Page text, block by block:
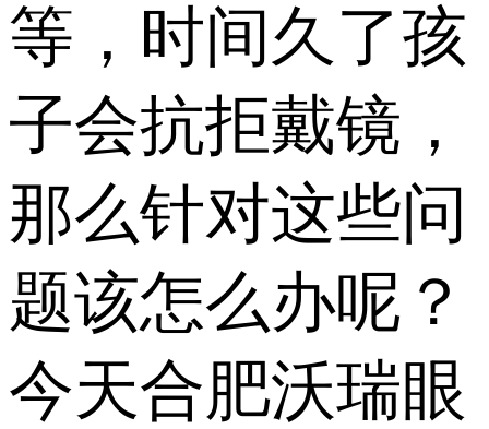
等，时间久了孩
子会抗拒戴镜，
那么针对这些问
题该怎么办呢？
今天合肥沃瑞眼